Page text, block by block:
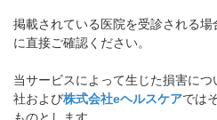
掲載されている医院を受診される
に直接ご確認ください。
当サービスによって生じた損害に
社および株式会社eヘルスケアでは